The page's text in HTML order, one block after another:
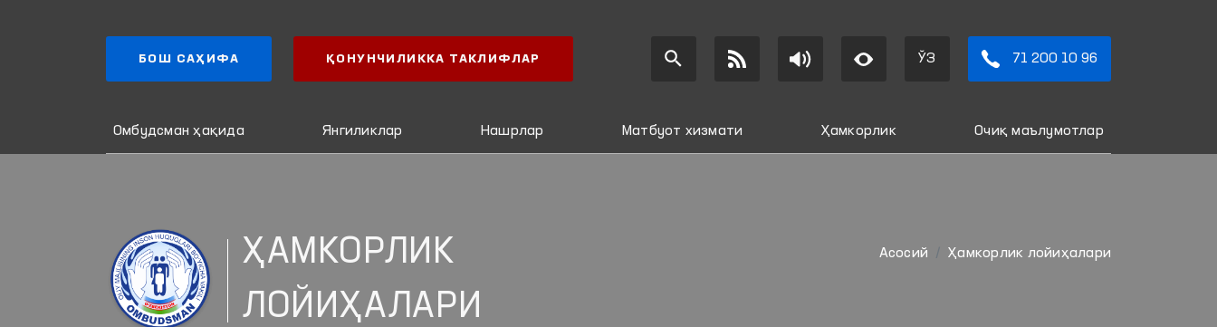
БОШ САҲИФА ҚОНУНЧИЛИККА ТАКЛИФЛАР ЎЗ 71 200 10 96
Омбудсман ҳақида Янгиликлар Нашрлар Матбуот хизмати Ҳамкорлик Очиқ маълумотлар
ҲАМКОРЛИК
ЛОЙИҲАЛАРИ
Aсосий Ҳамкорлик лойиҳалари